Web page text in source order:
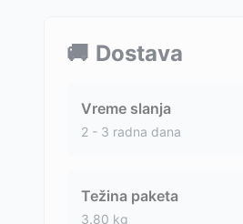
🚚 Dostava
Vreme slanja
2 - 3 radna dana
Težina paketa
3.80 kg